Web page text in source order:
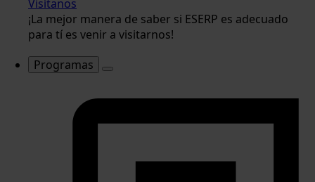
Visítanos
¡La mejor manera de saber si ESERP es adecuado
para tí es venir a visitarnos!
Programas